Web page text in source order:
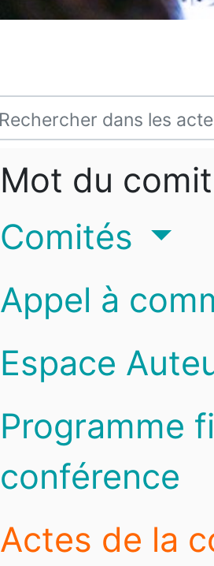
Mot du
Comités
Appel à
Espace
Programme
conférence
Actes de la